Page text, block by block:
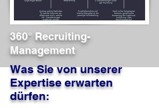
360° Recruiting-
Management
Was Sie von unserer
Expertise erwarten
dürfen: